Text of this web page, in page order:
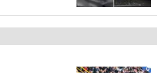
0